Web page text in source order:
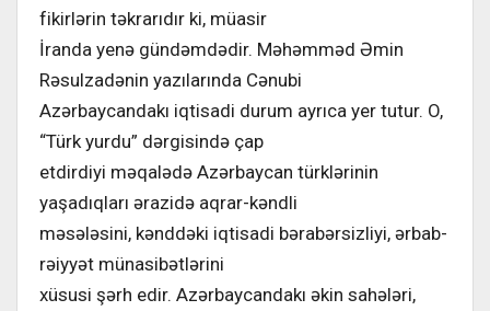
fikirlərin təkrarıdır ki, müasir
İranda yenə gündəmdədir. Məhəmməd Əmin
Rəsulzadənin yazılarında Cənubi
Azərbaycandakı iqtisadi durum ayrıca yer tutur. O,
“Türk yurdu” dərgisində çap
etdirdiyi məqalədə Azərbaycan türklərinin
yaşadıqları ərazidə aqrar-kəndli
məsələsini, kənddəki iqtisadi bərabərsizliyi, ərbab-
rəiyyət münasibətlərini
xüsusi şərh edir. Azərbaycandakı əkin sahələri,